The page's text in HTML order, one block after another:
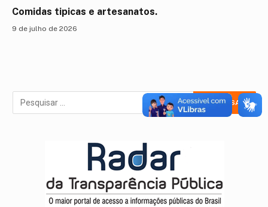
Comidas tipicas e artesanatos.
9 de julho de 2026